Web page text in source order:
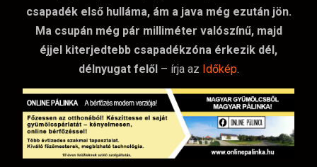
csapadék első hulláma, ám a java még ezután jön.
Ma csupán még pár milliméter valószínű, majd
éjjel kiterjedtebb csapadékzóna érkezik dél,
délnyugat felől– írja az Időkép.